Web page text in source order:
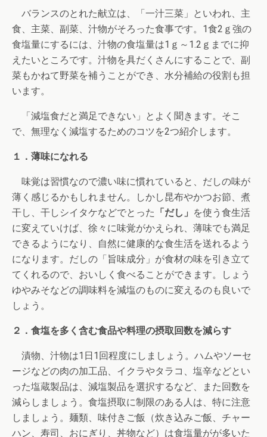
バランスのとれた献立は、「一汁三菜」といわれ、主
食、主菜、副菜、汁物がそろった食事です。1食2ｇ強の
食塩量にするには、汁物の食塩量は1ｇ～1.2ｇまでに抑
えたいところです。汁物を具だくさんにすることで、副
菜もかねて野菜を補うことができ、水分補給の役割も担
います。
「減塩食だと満足できない」とよく聞きます。そこ
で、無理なく減塩するためのコツを2つ紹介します。
１．薄味になれる
味覚は習慣なので濃い味に慣れていると、だしの味が
薄く感じるかもしれません。しかし昆布やかつお節、煮
干し、干しシイタケなどでとった 「だし」 を使う食生活
に変えていけば、徐々に味覚がかえられ、薄味でも満足
できるようになり、自然に健康的な食生活を送れるよう
になります。だしの「旨味成分」が食材の味を引き立て
てくれるので、おいしく食べることができます。しょう
ゆやみそなどの調味料を減塩のものに変えるのも良いで
しょう。
２．食塩を多く含む食品や料理の摂取回数を減らす
漬物、汁物は1日1回程度にしましょう。ハムやソーセ
ージなどの肉の加工品、イクラやタラコ、塩辛などとい
った塩蔵製品は、減塩製品を選択するなど、また回数を
減らしましょう。食塩摂取に制限のある人は、特に注意
しましょう。麺類、味付きご飯（炊き込みご飯、チャー
ハン、寿司、おにぎり、丼物など）は食塩量がが多いた